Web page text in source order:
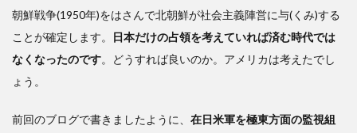
朝鮮戦争(1950年)をはさんで北朝鮮が社会主義陣営に与(くみ)する
ことが確定します。
日本だけの占領を考えていれば済む時代では
なくなったのです。どうすれば良いのか。アメリカは考えたでし
ょう。
前回のブログで書きましたように、 在日米軍を極東方面の監視組